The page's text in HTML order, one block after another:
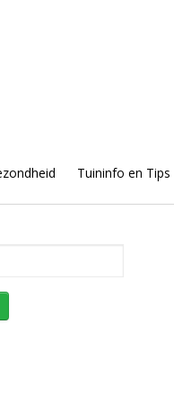
Tuininfo en Tips